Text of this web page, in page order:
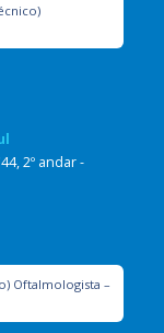
2º andar -
Oftalmologista –